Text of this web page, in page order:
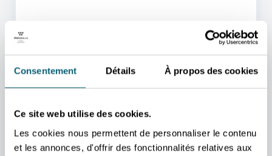
Consentement Détails À propos des cookies
Ce site web utilise des cookies.
Les cookies nous permettent de personnaliser le contenu
et les annonces, d'offrir des fonctionnalités relatives aux
L'UN DE NOS CONSEILLERS
Nous nous occupons de vous rediriger vers la
personne qui vous aidera au mieux.
PRENDRE CONTACT